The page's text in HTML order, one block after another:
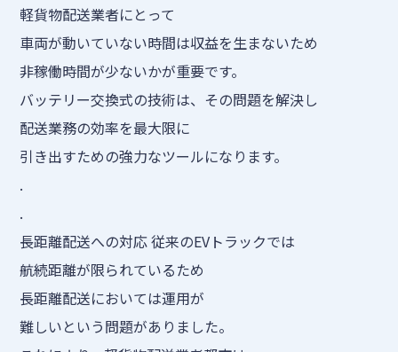
軽貨物配送業者にとって
車両が動いていない時間は収益を生まないため
非稼働時間が少ないかが重要です。
バッテリー交換式の技術は、その問題を解決し
配送業務の効率を最大限に
引き出すための強力なツールになります。
.
.
長距離配送への対応 従来のEVトラックでは
航続距離が限られているため
長距離配送においては運用が
難しいという問題がありました。